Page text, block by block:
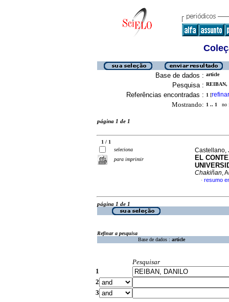
Base de dados : article
Pesquisa : REIBAN,
Referências encontradas : 1 [refinar
Mostrando: 1 .. 1 no
página 1 de 1
1 / 1
seleciona
para imprimir
Castellano,
EL
Chakiñan,
· resumo
página 1 de 1
Refinar a pesquisa
Base de dados : article
Pesquisar
1
2
3